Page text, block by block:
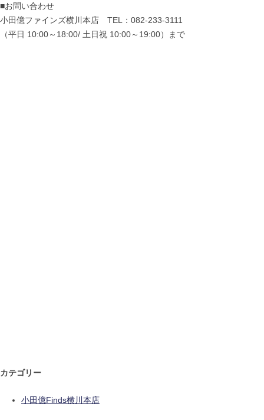
■お問い合わせ
小田億ファインズ横川本店 TEL：082-233-3111
（平日 10:00～18:00/ 土日祝 10:00～19:00）まで
カテゴリー
小田億Finds横川本店